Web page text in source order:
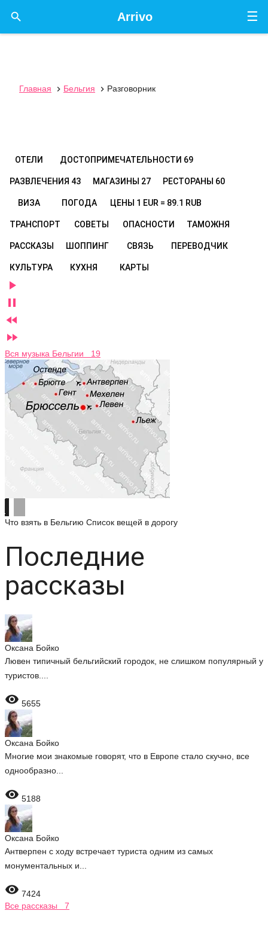
☰
Arrivo

Главная  Бельгия  Разговорник
ОТЕЛИ ДОСТОПРИМЕЧАТЕЛЬНОСТИ 69
РАЗВЛЕЧЕНИЯ 43 МАГАЗИНЫ 27 РЕСТОРАНЫ 60
ВИЗА ПОГОДА ЦЕНЫ 1 EUR = 89.1 RUB
ТРАНСПОРТ СОВЕТЫ ОПАСНОСТИ ТАМОЖНЯ
РАССКАЗЫ ШОППИНГ СВЯЗЬ ПЕРЕВОДЧИК
КУЛЬТУРА КУХНЯ КАРТЫ




Вся музыка Бельгии 19
Что взять в Бельгию Список вещей в дорогу
Последние
рассказы
Оксана Бойко
Лювен типичный бельгийский городок, не слишком популярный у
туристов....
 5655
Оксана Бойко
Многие мои знакомые говорят, что в Европе стало скучно, все
однообразно...
 5188
Оксана Бойко
Антверпен с ходу встречает туриста одним из самых
монументальных и...
 7424
Все рассказы 7